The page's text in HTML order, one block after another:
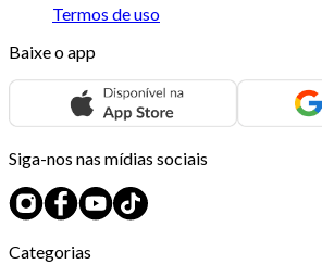
Termos de uso
Baixe o app
Siga-nos nas mídias sociais
Categorias